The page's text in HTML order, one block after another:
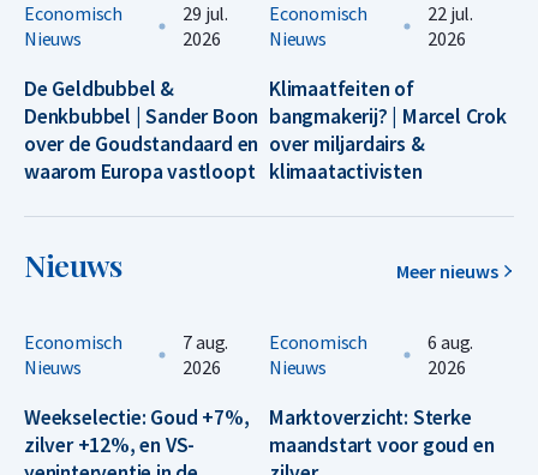
Economisch
Nieuws
29 jul.
2026
De Geldbubbel &
Denkbubbel | Sander Boon
over de Goudstandaard en
waarom Europa vastloopt
Economisch
Nieuws
22 jul.
2026
Klimaatfeiten of
bangmakerij? | Marcel Crok
over miljardairs &
klimaatactivisten
Nieuws Meer nieuws
Economisch
Nieuws
7 aug.
2026
Weekselectie: Goud +7%,
zilver +12%, en VS-
Economisch
Nieuws
6 aug.
2026
Marktoverzicht: Sterke
maandstart voor goud en